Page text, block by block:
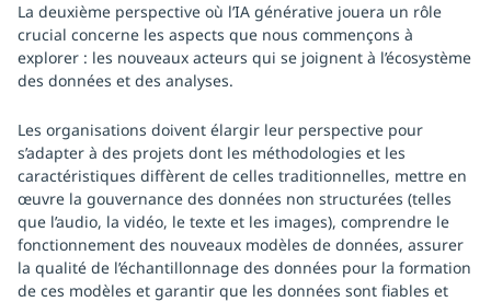
La deuxième perspective où l’IA générative jouera un rôle
crucial concerne les aspects que nous commençons à
explorer : les nouveaux acteurs qui se joignent à l’écosystème
des données et des analyses.
Les organisations doivent élargir leur perspective pour
s’adapter à des projets dont les méthodologies et les
caractéristiques diffèrent de celles traditionnelles, mettre en
œuvre la gouvernance des données non structurées (telles
que l’audio, la vidéo, le texte et les images), comprendre le
fonctionnement des nouveaux modèles de données, assurer
la qualité de l’échantillonnage des données pour la formation
de ces modèles et garantir que les données sont fiables et